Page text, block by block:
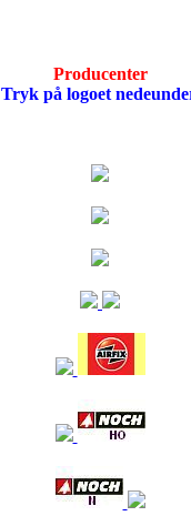
Producenter
Tryk på logoet